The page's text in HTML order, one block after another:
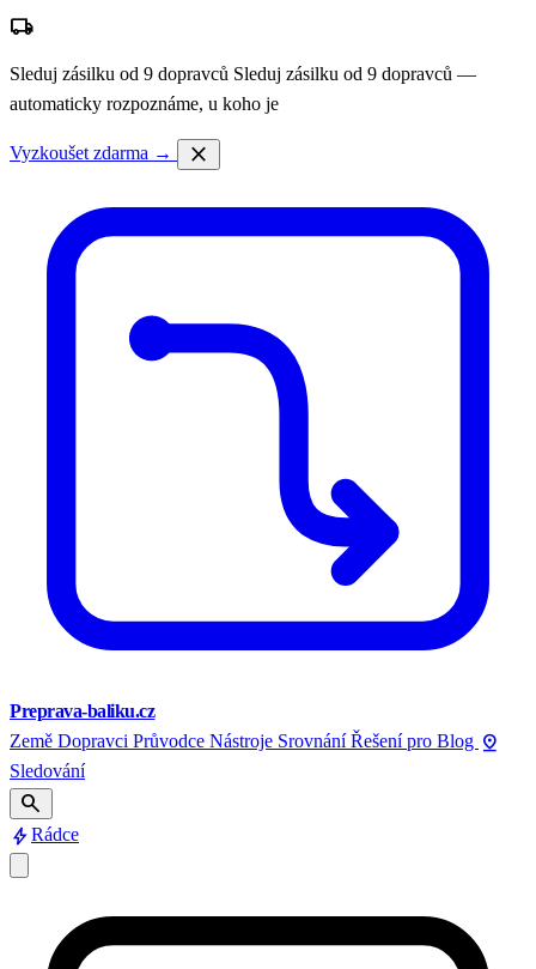
local_shipping
Sleduj zásilku od 9 dopravců Sleduj zásilku od 9 dopravců —
automaticky rozpoznáme, u koho je
Vyzkoušet zdarma → close
Preprava-baliku.cz
Země Dopravci Průvodce Nástroje Srovnání Řešení pro Blog pin_drop
Sledování
search
boltRádce